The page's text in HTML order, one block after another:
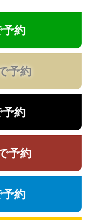
約
予約
約
予約
約